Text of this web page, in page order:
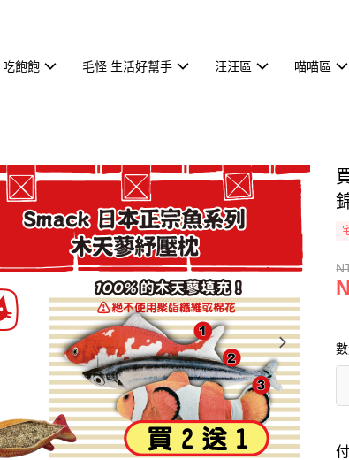
吃飽飽 毛怪 生活好幫手 汪汪區 喵喵區